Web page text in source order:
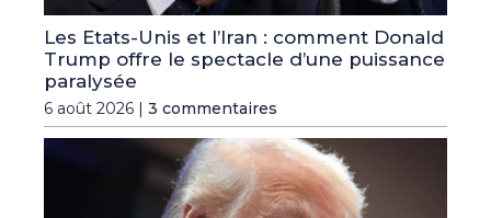
Les Etats-Unis et l’Iran : comment Donald
Trump offre le spectacle d’une puissance
paralysée
6 août 2026 | 3 commentaires